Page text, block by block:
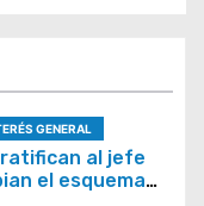
GENERAL
al jefe
el esquema